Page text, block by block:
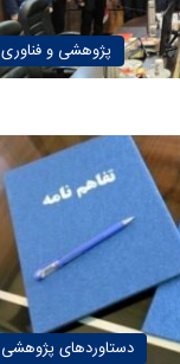
پژوهشی و فناوری
دستاوردهای پژوهشی